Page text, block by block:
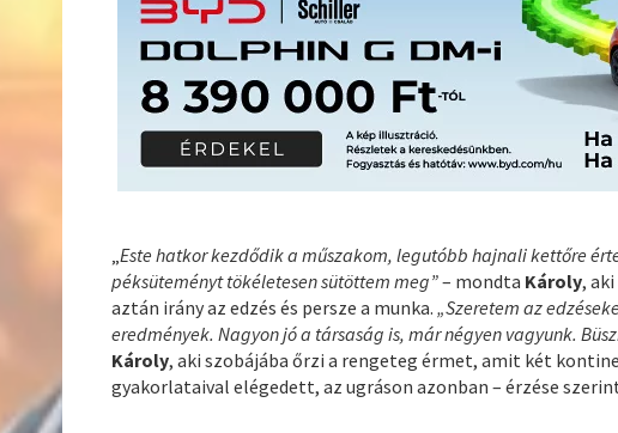
„Este hatkor kezdődik a műszakom, legutóbb hajnali kettőre
péksüteményt tökéletesen sütöttem meg”– mondta Károly,
aztán irány az edzés és persze a munka.„Szeretem az
eredmények. Nagyon jó a társaság is, már négyen vagyunk.
Károly, aki szobájába őrzi a rengeteg érmet, amit két
gyakorlataival elégedett, az ugráson azonban – érzése